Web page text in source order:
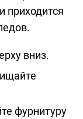
приходится
вниз.
фурнитуру